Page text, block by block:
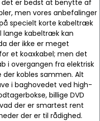
er bedst at benytte af
men vores anbefalinger
specielt korte kabeltræk
lange kabeltræk kan
der ikke er meget
et koaxkabel; men det
i overgangen fra elektrisk
kobles sammen. Alt
i baghovedet ved high-
billige DVD
der er smartest rent
der er til rådighed.